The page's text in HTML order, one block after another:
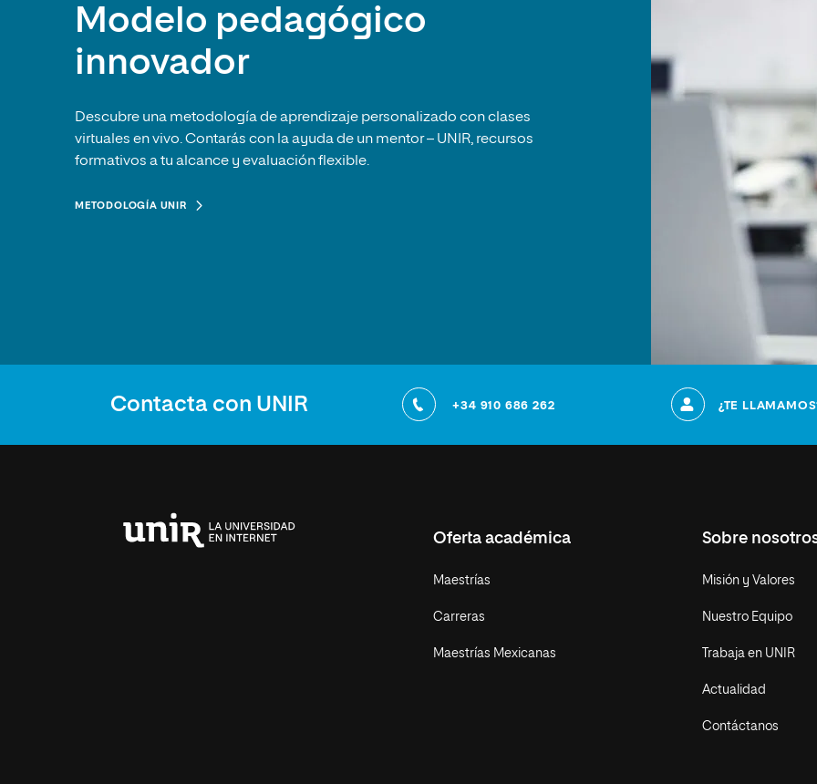
Modelo pedagógico
innovador
Descubre una metodología de aprendizaje personalizado con clases
virtuales en vivo. Contarás con la ayuda de un mentor – UNIR, recursos
formativos a tu alcance y evaluación flexible.
METODOLOGÍA UNIR
Contacta con UNIR +34 910 686 262 ¿TE
Oferta académica
Maestrías
Carreras
Maestrías Mexicanas
Sobre
Misión y Valores
Nuestro Equipo
Trabaja en UNIR
Actualidad
Contáctanos